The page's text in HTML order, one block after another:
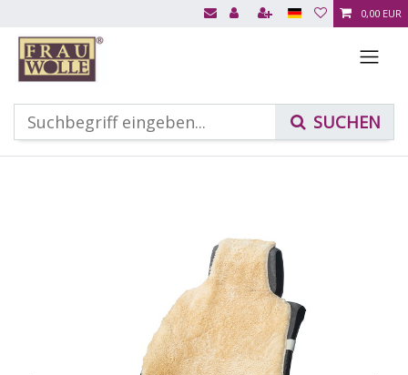
0,00 EUR